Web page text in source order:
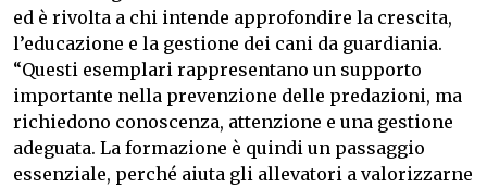
ed è rivolta a chi intende approfondire la crescita,
l’educazione e la gestione dei cani da guardiania.
“Questi esemplari rappresentano un supporto
importante nella prevenzione delle predazioni, ma
richiedono conoscenza, attenzione e una gestione
adeguata. La formazione è quindi un passaggio
essenziale, perché aiuta gli allevatori a valorizzarne